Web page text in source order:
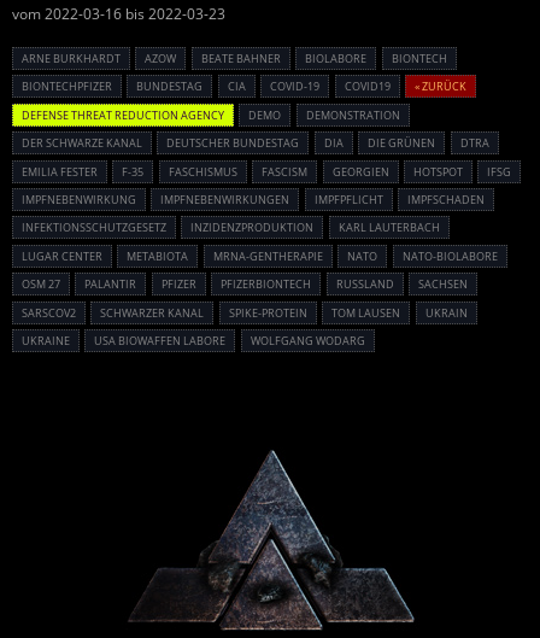
vom 2022-03-16 bis 2022-03-23
ARNE BURKHARDT AZOW BEATE BAHNER BIOLABORE
BIONTECH
BIONTECHPFIZER
BUNDESTAG CIA COVID-19 COVID19
« ZURÜCK
DEFENSE THREAT REDUCTION AGENCY
DEMO
DEMONSTRATION
DER SCHWARZE KANAL
DEUTSCHER BUNDESTAG DIA DIE GRÜNEN
DTRA
EMILIA FESTER
F-35 FASCHISMUS FASCISM GEORGIEN HOTSPOT
IFSG
IMPFNEBENWIRKUNG
IMPFNEBENWIRKUNGEN IMPFPFLICHT
IMPFSCHADEN
INFEKTIONSSCHUTZGESETZ
INZIDENZPRODUKTION
KARL LAUTERBACH
LUGAR CENTER
METABIOTA MRNA-GENTHERAPIE NATO
NATO-BIOLABORE
OSM 27
PALANTIR PFIZER PFIZERBIONTECH RUSSLAND
SACHSEN
SARSCOV2
SCHWARZER KANAL SPIKE-PROTEIN TOM LAUSEN
UKRAIN
UKRAINE
USA BIOWAFFEN LABORE WOLFGANG WODARG
Powered By :